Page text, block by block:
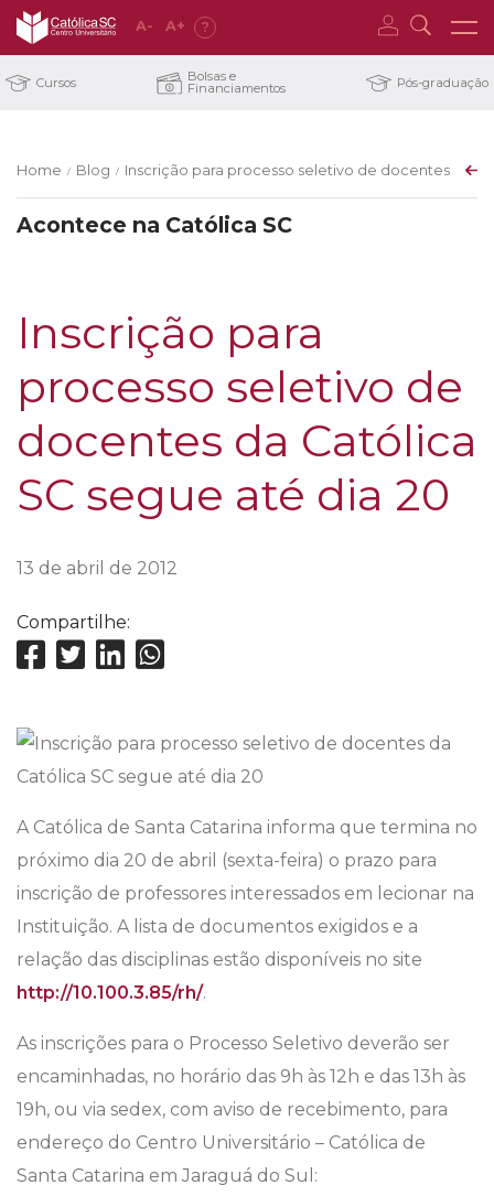
A- A+ ?
Cursos Bolsas e
Financiamentos Pós-graduação
Home / Blog / Inscrição para processo seletivo de docentes da
Acontece na Católica SC
Inscrição para
processo seletivo de
docentes da Católica
SC segue até dia 20
13 de abril de 2012
Compartilhe:
A Católica de Santa Catarina informa que termina no
próximo dia 20 de abril (sexta-feira) o prazo para
inscrição de professores interessados em lecionar na
Instituição. A lista de documentos exigidos e a
relação das disciplinas estão disponíveis no site
http://10.100.3.85/rh/.
As inscrições para o Processo Seletivo deverão ser
encaminhadas, no horário das 9h às 12h e das 13h às
19h, ou via sedex, com aviso de recebimento, para
endereço do Centro Universitário – Católica de
Santa Catarina em Jaraguá do Sul: